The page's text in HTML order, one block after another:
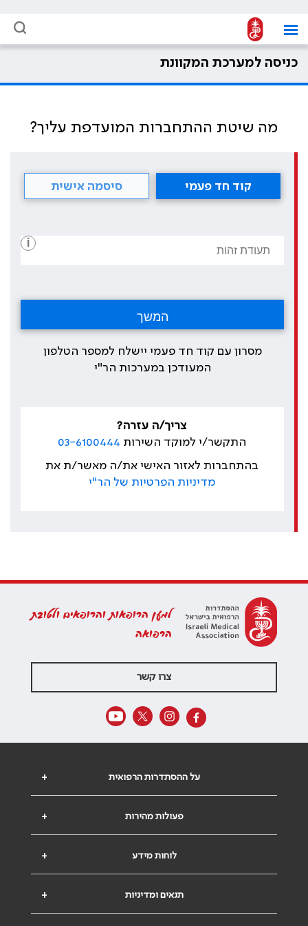
כניסה למערכת המקוונת
מה שיטת ההתחברות המועדפת עליך?
קוד חד פעמי סיסמה אישית
i
מסרון עם קוד חד פעמי יישלח למספר הטלפון
המעודכן במערכות הר"י
צריך/ה עזרה?
התקשר/י למוקד השירות 03-6100444
בהתחברות לאזור האישי את/ה מאשר/ת את
מדיניות הפרטיות של הר"י
למען הרופאות והרופאים ולטובת
הרפואה
צרו קשר
+ על ההסתדרות הרפואית
+ פעולות מהירות
+ לוחות מידע
+ תנאים ומדיניות